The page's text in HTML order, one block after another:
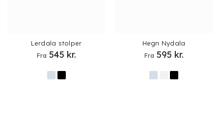
Lerdala stolper
Fra 545 kr.
Hegn Nydala
Fra 595 kr.